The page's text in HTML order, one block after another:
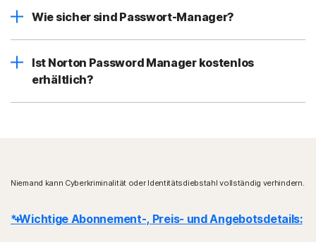
Wie sicher sind Passwort-Manager?
Ist Norton Password Manager kostenlos
erhältlich?
Niemand kann Cyberkriminalität oder Identitätsdiebstahl vollständig verhindern.
* Wichtige Abonnement-, Preis- und Angebotsdetails: